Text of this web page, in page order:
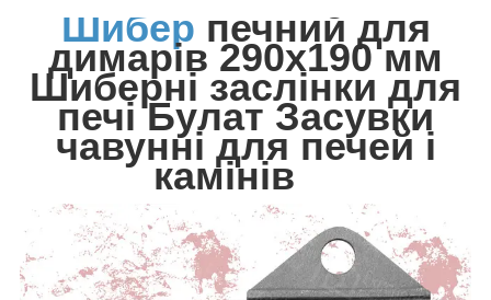
Шибер печний для
димарів 290х190 мм
Шиберні заслінки для
печі Булат Засувки
чавунні для печей і
камінів